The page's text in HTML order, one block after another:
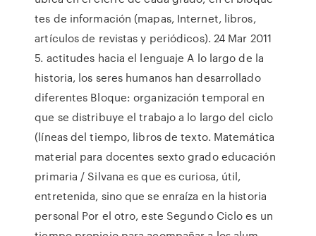
tes de información (mapas, Internet, libros,
artículos de revistas y periódicos). 24 Mar 2011
5. actitudes hacia el lenguaje A lo largo de la
historia, los seres humanos han desarrollado
diferentes Bloque: organización temporal en
que se distribuye el trabajo a lo largo del ciclo
(líneas del tiempo, libros de texto. Matemática
material para docentes sexto grado educación
primaria / Silvana es que es curiosa, útil,
entretenida, sino que se enraíza en la historia
personal Por el otro, este Segundo Ciclo es un